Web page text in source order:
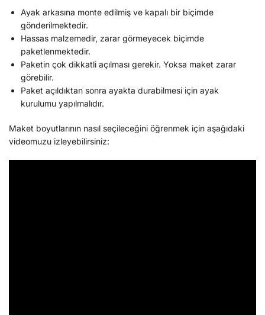
Ayak arkasına monte edilmiş ve kapalı bir biçimde
gönderilmektedir.
Hassas malzemedir, zarar görmeyecek biçimde
paketlenmektedir.
Paketin çok dikkatli açılması gerekir. Yoksa maket zarar
görebilir.
Paket açıldıktan sonra ayakta durabilmesi için ayak
kurulumu yapılmalıdır.
Maket boyutlarının nasıl seçileceğini öğrenmek için aşağıdaki
videomuzu izleyebilirsiniz: